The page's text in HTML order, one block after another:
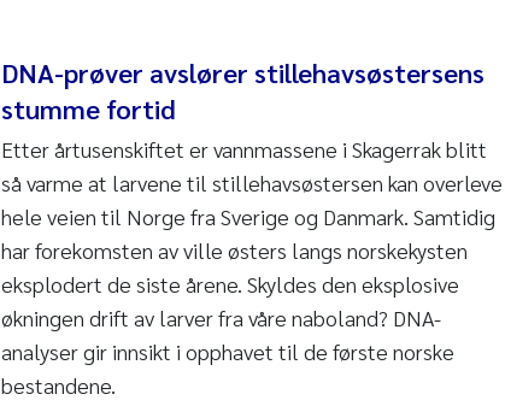
DNA-prøver avslører stillehavsøstersens
stumme fortid
Etter årtusenskiftet er vannmassene i Skagerrak blitt
så varme at larvene til stillehavsøstersen kan overleve
hele veien til Norge fra Sverige og Danmark. Samtidig
har forekomsten av ville østers langs norskekysten
eksplodert de siste årene. Skyldes den eksplosive
økningen drift av larver fra våre naboland? DNA-
analyser gir innsikt i opphavet til de første norske
bestandene.